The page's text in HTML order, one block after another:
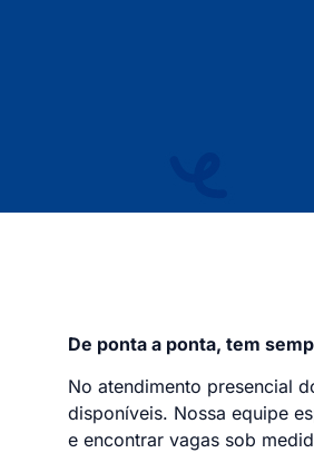
De ponta a ponta, tem
No atendimento presencial
disponíveis. Nossa equipe
e encontrar vagas sob